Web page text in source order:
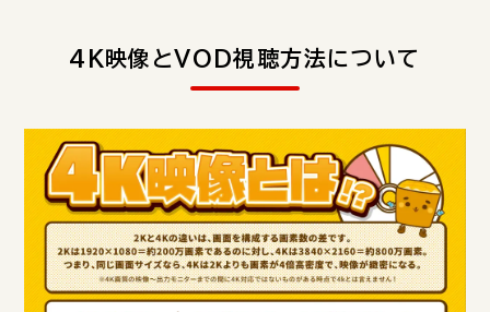
4K映像とVOD視聴方法について